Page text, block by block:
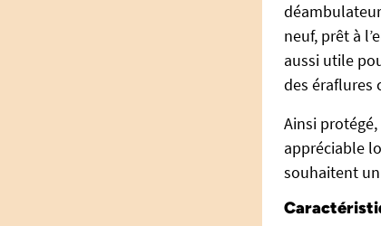
neuf, prêt à
aussi utile
des éraflures
Ainsi
appréciable
souhaitent